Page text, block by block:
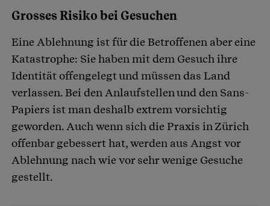
Grosses Risiko bei Gesuchen
Eine Ablehnung ist für die Betroffenen aber eine
Katastrophe: Sie haben mit dem Gesuch ihre
Identität offengelegt und müssen das Land
verlassen. Bei den Anlaufstellen und den Sans-
Papiers ist man deshalb extrem vorsichtig
geworden. Auch wenn sich die Praxis in Zürich
offenbar gebessert hat, werden aus Angst vor
Ablehnung nach wie vor sehr wenige Gesuche
gestellt.